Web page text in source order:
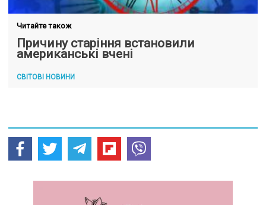
Читайте також
Причину старіння встановили
американські вчені
СВІТОВІ НОВИНИ